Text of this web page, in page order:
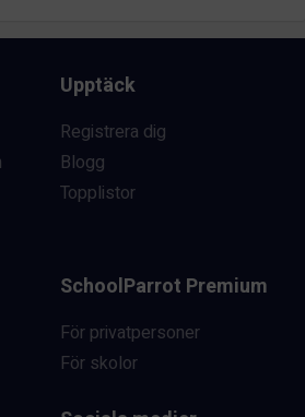
Upptäck
Registrera dig
Blogg
Topplistor
SchoolParrot Premium
För privatpersoner
För skolor